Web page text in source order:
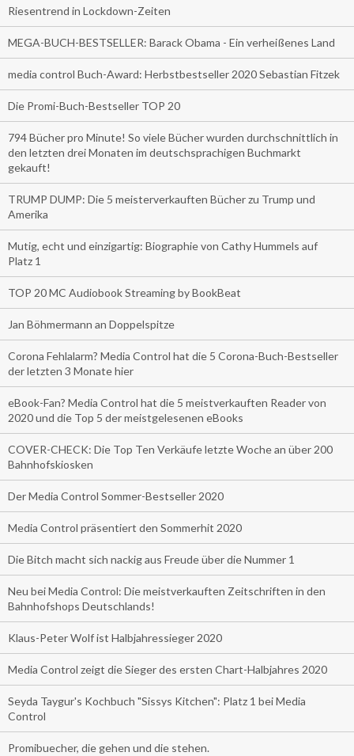
Riesentrend in Lockdown-Zeiten
MEGA-BUCH-BESTSELLER: Barack Obama - Ein verheißenes Land
media control Buch-Award: Herbstbestseller 2020 Sebastian Fitzek
Die Promi-Buch-Bestseller TOP 20
794 Bücher pro Minute! So viele Bücher wurden durchschnittlich in
den letzten drei Monaten im deutschsprachigen Buchmarkt
gekauft!
TRUMP DUMP: Die 5 meisterverkauften Bücher zu Trump und
Amerika
Mutig, echt und einzigartig: Biographie von Cathy Hummels auf
Platz 1
TOP 20 MC Audiobook Streaming by BookBeat
Jan Böhmermann an Doppelspitze
Corona Fehlalarm? Media Control hat die 5 Corona-Buch-Bestseller
der letzten 3 Monate hier
eBook-Fan? Media Control hat die 5 meistverkauften Reader von
2020 und die Top 5 der meistgelesenen eBooks
COVER-CHECK: Die Top Ten Verkäufe letzte Woche an über 200
Bahnhofskiosken
Der Media Control Sommer-Bestseller 2020
Media Control präsentiert den Sommerhit 2020
Die Bitch macht sich nackig aus Freude über die Nummer 1
Neu bei Media Control: Die meistverkauften Zeitschriften in den
Bahnhofshops Deutschlands!
Klaus-Peter Wolf ist Halbjahressieger 2020
Media Control zeigt die Sieger des ersten Chart-Halbjahres 2020
Seyda Taygur's Kochbuch "Sissys Kitchen": Platz 1 bei Media
Control
Promibuecher, die gehen und die stehen.